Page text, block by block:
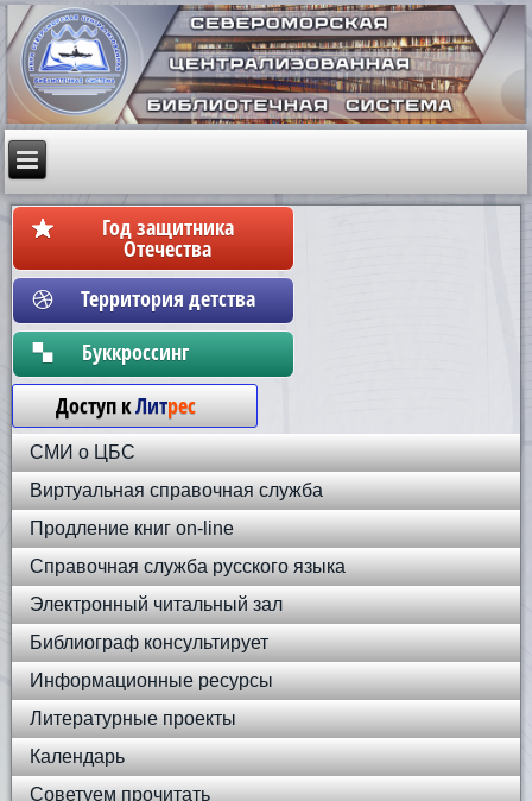
Год защитника
Отечества
Территория детства
Бyккpoccинг
Доступ кЛитрес
СМИ о ЦБС
Виртуальная справочная служба
Продление книг on-line
Справочная служба русского языка
Электронный читальный зал
Библиограф консультирует
Информационные ресурсы
Литературные проекты
Календарь
Советуем прочитать